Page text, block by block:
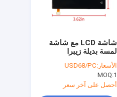
شاشة LCD مع شاشة
لمسة بديلة زيبرا
Wt6000 الملحقات
الأسعار:USD68/PC
MOQ:1
أحصل على آخر سعر